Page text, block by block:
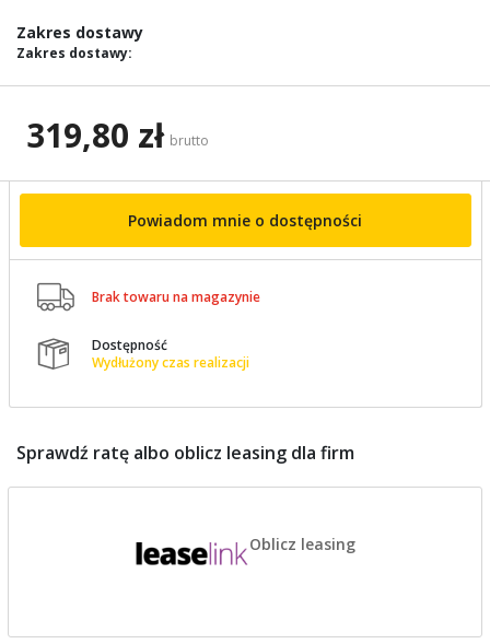
Zakres dostawy
Zakres dostawy:
319,80 zł brutto
Powiadom mnie o dostępności
 Brak towaru na magazynie

Dostępność
Wydłużony czas realizacji
Sprawdź ratę albo oblicz leasing dla firm
Oblicz leasing